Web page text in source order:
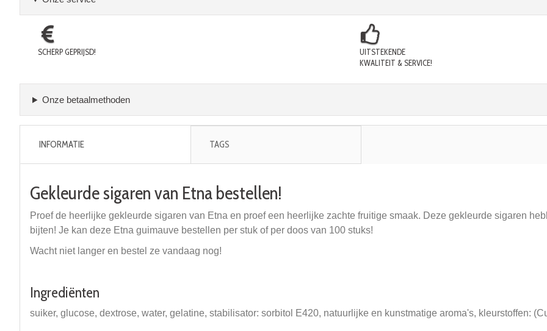
SCHERP GEPRIJSD!
UITSTEKENDE
KWALITEIT & SERVICE!
Onze betaalmethoden
INFORMATIE TAGS
Gekleurde sigaren van Etna bestellen!
Proef de heerlijke gekleurde sigaren van Etna en proef een heerlijke zachte fruitige smaak. Deze gekleurde sigaren
bijten! Je kan deze Etna guimauve bestellen per stuk of per doos van 100 stuks!
Wacht niet langer en bestel ze vandaag nog!
Ingrediënten
suiker, glucose, dextrose, water, gelatine, stabilisator: sorbitol E420, natuurlijke en kunstmatige aroma's, kleurstoffen: